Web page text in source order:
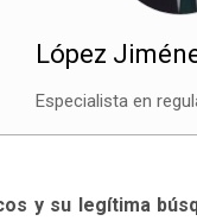
López
Especialista en
y su legítima